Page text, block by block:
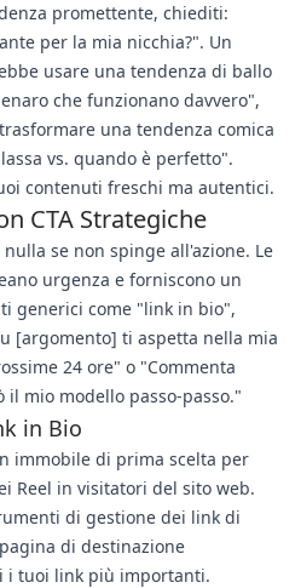
promettente, chiediti:
per la mia nicchia?". Un
usare una tendenza di ballo
che funzionano davvero",
una tendenza comica
vs. quando è perfetto".
contenuti freschi ma autentici.
CTA Strategiche
se non spinge all'azione. Le
urgenza e forniscono un
generici come "link in bio",
[argomento] ti aspetta nella mia
24 ore" o "Commenta
il mio modello passo-passo."
in Bio
immobile di prima scelta per
Reel in visitatori del sito web.
di gestione dei link di
di destinazione
i tuoi link più importanti.